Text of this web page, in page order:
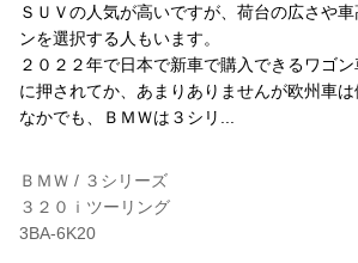
ＳＵＶの人気が高いですが、荷台の広さや
ンを選択する人もいます。
２０２２年で日本で新車で購入できるワゴ
に押されてか、あまりありませんが欧州車は
なかでも、ＢＭＷは３シリ...
ＢＭＷ / ３シリーズ
３２０ｉツーリング
3BA-6K20